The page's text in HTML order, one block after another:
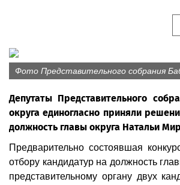
Фото Представительного собрания
Депутаты Представительного
округа единогласно приняли
должность главы округа Натальи
Предварительно состоявшая
отбору кандидатур на должность
представительному органу двух